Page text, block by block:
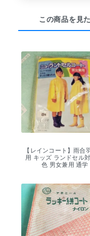
この商品を見
【レインコート】雨合
用 キッズ ランドセル
色 男女兼用 通学